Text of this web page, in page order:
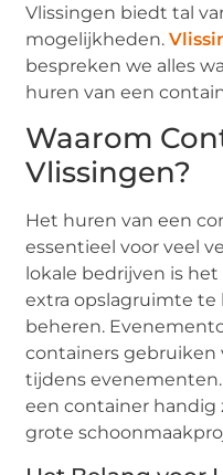
Vlissingen biedt tal
mogelijkheden.
bespreken we alles
huren van een
Waarom
Vlissingen?
Het huren van een
essentieel voor veel
lokale bedrijven is
extra opslagruimte te
beheren.
containers gebruiken
tijdens
een container
grote